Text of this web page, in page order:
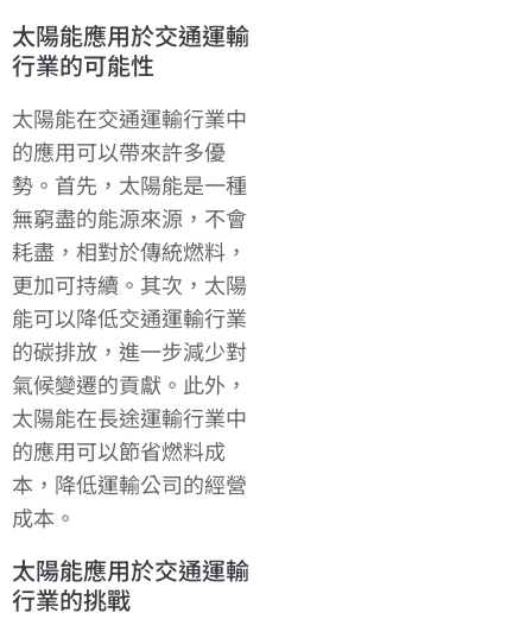
太陽能應用於交通運輸
行業的可能性
太陽能在交通運輸行業中
的應用可以帶來許多優
勢。首先，太陽能是一種
無窮盡的能源來源，不會
耗盡，相對於傳統燃料，
更加可持續。其次，太陽
能可以降低交通運輸行業
的碳排放，進一步減少對
氣候變遷的貢獻。此外，
太陽能在長途運輸行業中
的應用可以節省燃料成
本，降低運輸公司的經營
成本。
太陽能應用於交通運輸
行業的挑戰